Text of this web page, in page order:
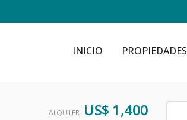
INICIO PROPIEDADES
ALQUILER US$ 1,400